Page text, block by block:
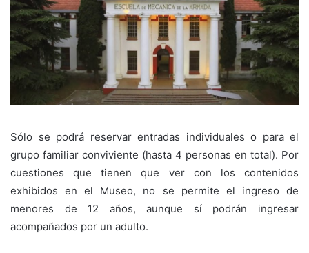
Sólo se podrá reservar entradas individuales o para el
grupo familiar conviviente (hasta 4 personas en total). Por
cuestiones que tienen que ver con los contenidos
exhibidos en el Museo, no se permite el ingreso de
menores de 12 años, aunque sí podrán ingresar
acompañados por un adulto.